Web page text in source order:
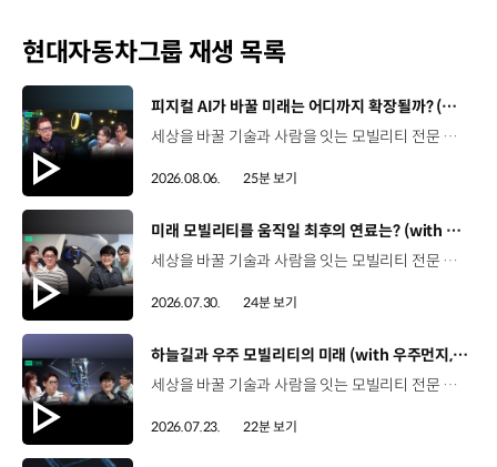
현대자동차그룹 재생 목록
[동영상]
피지컬 AI가 바꿀 미래는 어디까지 확장될까? (with 카이스트 김대식 교수) | 현대진행형 팟캐스트 EP. 22
세상을 바꿀 기술과 사람을 잇는 모빌리티 전문 팟캐스트, 현대진행형. 🔊과학커뮤니케이터 이독실, 여도은 앵커‬,그리고 카이스트 김대식 교수와 함께했습니다. 이제는 AI가 물건을 옮기고, 사람을 돕고, 함께 일하는 시대! 스물두 번째 에피소드에서는 몸을 가진 AI, ‘피지컬 AI’를 주제로휴머노이드가 사람을 닮은 이유부터 산업과 일상에 가져올 변화,그리고 현대자동차그룹이 준비하는 피지컬 AI의 미래까지 이야기합니다. 화면 밖을 나와 몸을 갖게 된 AI, 우리의 일상은 어떻게 달라질까요?현대진행형 22편에서 확인해 보세요. 현대진행형 팟빵 ▶현대진행형 애플 팟캐스트 ▶현대진행형 스포티파이 ▶ 00:00 하이라이트00:37 출연진 소개01:00 몸을 가진 AI, 피지컬 AI란?01:31 10년 만에 달라진 휴머노이드 기술02:42 도구로 능력을 확장해 온 인간04:51 인간의 의지까지 확장하는 AI05:30 휴머노이드는 왜 사람을 닮았을까?07:18 휴머노이드 개발에 남은 가장 큰 과제07:31 인간의 손과 다른 아틀라스의 손08:36 피지컬 AI가 가장 먼저 필요한 분야09:32 AI 시대, 노동의 의미는 달라질까?12:13 아직 1%도 시작하지 않은 피지컬 AI16:28 현대자동차그룹이 준비해 온 피지컬 AI17:31 미래 모빌리티는 어떤 모습일까?19:14 현대자동차그룹이 가진 풀스택 경쟁력20:10 피지컬 AI의 성능을 결정하는 모션 데이터22:49 휴머노이드와 함께 일하는 시대23:51 클로징 *본 영상에 포함된 참여자의 의견은 현대자동차그룹의 공식 입장과 다를 수 있습니다. #현대자동차그룹 #현대진행형 #모빌리티팟캐스트 #피지컬AI #휴머노이드 #보스턴다이나믹스 #아틀라스 #미래모빌리티 #모빌리티 #팟캐스트
2026.08.06. 25분 보기
[동영상]
미래 모빌리티를 움직일 최후의 연료는? (with 우주먼지, 항성) | 현대진행형 팟캐스트 EP. 21
세상을 바꿀 기술과 사람을 잇는 모빌리티 전문 팟캐스트, 현대진행형. 🔊 과학커뮤니케이터 이독실, 여도은 앵커,그리고 천문학자 우주먼지, 과학커뮤니케이터 항성과 함께했습니다. 휘발유부터 전기차, 수소전기차, 하이브리드까지미래 모빌리티를 움직일 연료는 무엇일까요? 스물한 번째 에피소드에서는 자동차의 '연료'를 주제로다양한 에너지가 만들어갈 미래 모빌리티 라이프스타일을 이야기합니다. 연료가 바뀌면 자동차도, 우리의 이동 방식도 달라지지 않을까요?현대진행형 21편에서 확인해 보세요. 현대진행형 팟빵▶ 현대진행형 애플 팟캐스트▶현대진행형 스포티파이▶ 00:00 하이라이트00:21 인트로 / 자기소개00:58 자동차의 성격, 무엇으로 결정될까?03:38 연료란, 자동차의 성격을 결정하는 DNA04:24 휘발유는 어떻게 연료 경쟁에서 살아남았을까06:09 휘발유의 과거와 현재, 유연휘발유 속 납성분07:02 지구를 납으로 오염시키던 유연휘발유가 사라진 이유08:47 달리는 전자제품이 된 자동차, SDV 시대로의 전환09:46 '기계공학' 시스템에서 '소프트웨어'로 변화하는 모빌리티11:18 친환경차 시대가 오기까지의 기술적 과제11:43 전기차 배터리가 풀어야 할 숙제12:25 배터리를 관리하는 BMS 기술13:51 수소전기차, 인프라가 먼저일까 수요가 먼저일까?14:23 수소가 청정 연료로 주목받는 이유15:08 우주에서 가장 흔한 원소, 수소 생산과 운송의 현실적인 과제16:49 수소가 필요한 모빌리티는 따로 있다18:21 하이브리드가 대세인 시대, 그 이유는? 19:26 하이브리드는 연료 과도기를 견디게 해주는 기술21:44 전기·수소·하이브리드를 함께 준비하는 멀티 파워트레인 전략이란?23:30 클로징 *본 영상에 포함된 참여자의 의견은 현대자동차그룹의 공식 입장과 다를 수 있습니다. #현대자동차그룹 #현대진행형 #모빌리티팟캐스트 #전기차 #수소전기차 #연료 #에너지 #미래모빌리티 #모빌리티 #팟캐스트
2026.07.30. 24분 보기
[동영상]
하늘길과 우주 모빌리티의 미래 (with 우주먼지, 항성) | 현대진행형 팟캐스트 EP. 20
세상을 바꿀 기술과 사람을 잇는 모빌리티 전문 팟캐스트, 현대진행형. 🔊 과학커뮤니케이터 이독실, 여도은 앵커,그리고 천문학자 우주먼지, 과학커뮤니케이터 항성과 함께했습니다. 우주정거장을 거쳐 뉴욕으로 향하는 미래를 상상해본 적 있나요?스무 번째 에피소드에서는 하늘 위 교통 체계와 이동 수단의 모습,그리고 지상을 넘어 우주로 확장되는 모빌리티의 가능성까지 살펴봅니다. 하늘길이 열리면 우리의 일상은 어떻게 달라질지,현대진행형 20편에서 확인해 보세요. 현대진행형 팟빵▶현대진행형 애플 팟캐스트▶현대진행형 스포티파이▶ 00:00 하이라이트00:24 인트로 / 자기소개00:47 하늘길의 교통은 어떻게 다를까02:33 하늘의 교통 관제 시스템03:10 하늘을 나는 자동차의 모습은?05:10 미래 하늘길의 동력원과 연료06:42 휘발유 대신 항공유가 쓰일 가능성07:18 자동차에서 모빌리티로의 변화08:13 하늘길 시대의 도로와 도시10:02 우주 모빌리티는 어디까지 가능할까12:18 우주를 경험하는 미래12:57 우주로 확장되는 모빌리티13:30 하늘과 우주에서 좋은 차의 기준은?14:54 우주 관광은 누구나 가능할까16:35 현대로템과 한국 우주 산업의 미래18:37 미래 모빌리티가 바꿀 우리의 일상 *본 영상에 포함된 참여자의 의견은 현대자동차그룹의 공식 입장과 다를 수 있습니다. #현대자동차그룹 #현대진행형 #모빌리티팟캐스트 #UAM #스카이모빌리티 #하늘길 #자율주행 #우주 #우주항공 #모빌리티 #팟캐스트
2026.07.23. 22분 보기